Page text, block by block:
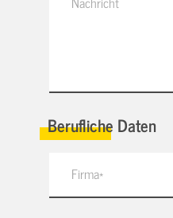
Berufliche Daten